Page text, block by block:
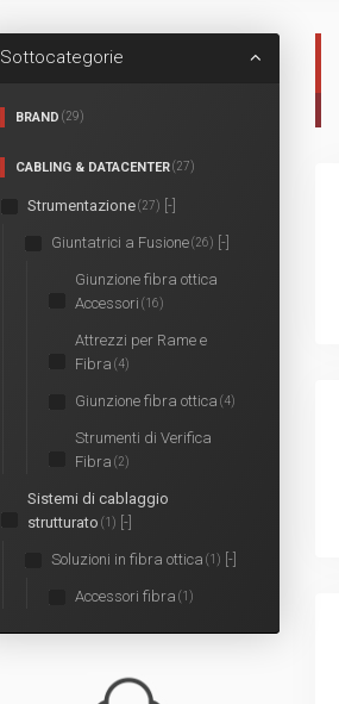
Sottocategorie
BRAND (29)
CABLING & DATACENTER(27)
Strumentazione(27) [-]
Giuntatrici a Fusione(26) [-]
Giunzione fibra ottica
Accessori (16)
Attrezzi per Rame e
Fibra (4)
Giunzione fibra ottica (4)
Strumenti di Verifica
Fibra (2)
Sistemi di cablaggio
strutturato (1) [-]
Soluzioni in fibra ottica (1) [-]
Accessori fibra (1)